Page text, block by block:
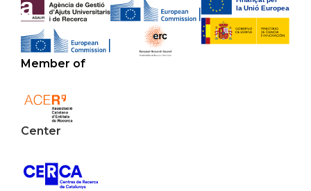
Member of
Center